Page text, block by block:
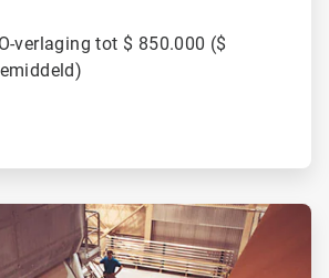
verlaging tot $ 850.000 ($